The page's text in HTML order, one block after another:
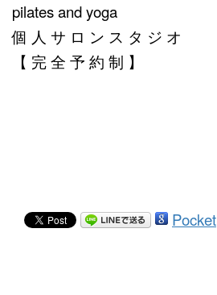
pilates and yoga
個 人 サ ロ ン ス タ ジ オ
【 完 全 予 約 制 】
Pocket